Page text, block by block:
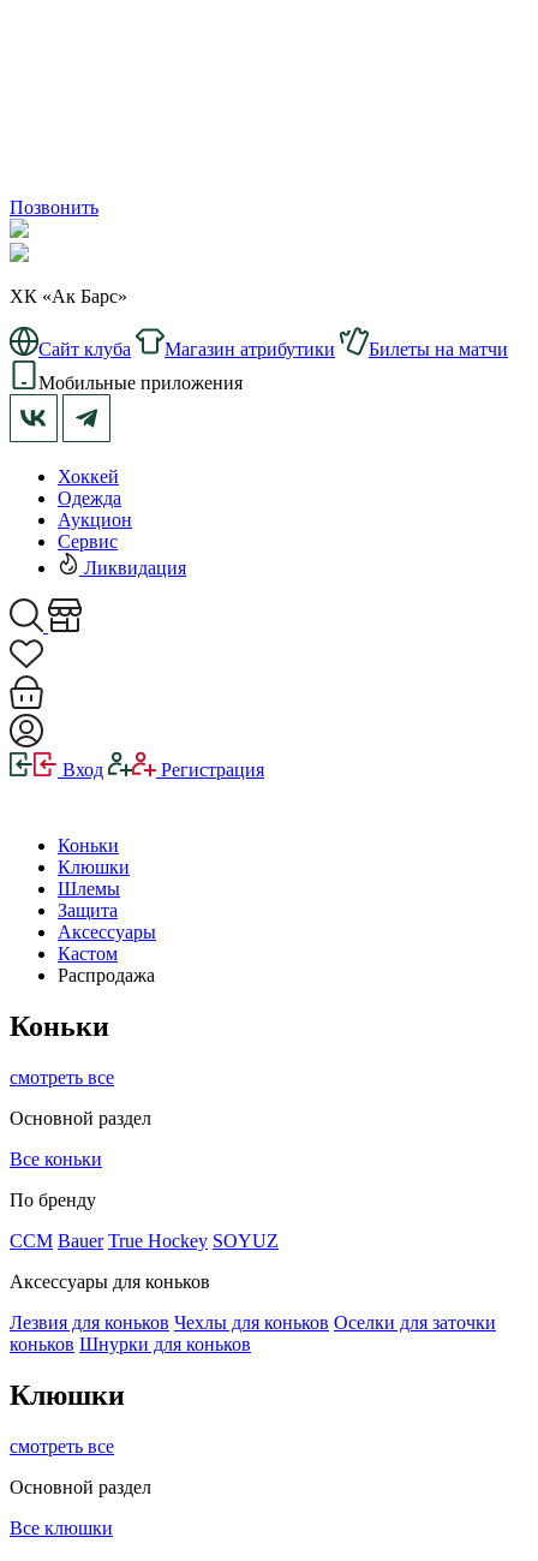
Позвонить
ХК «Ак Барс»
Сайт клуба Магазин атрибутики
Билеты на матчи
Мобильные приложения
Хоккей
Одежда
Аукцион
Сервис
Ликвидация
Вход Регистрация
Коньки
Клюшки
Шлемы
Защита
Аксессуары
Кастом
Распродажа
Коньки
смотреть все
Основной раздел
Все коньки
По бренду
ССМ Bauer True Hockey SOYUZ
Аксессуары для коньков
Лезвия для коньков Чехлы для коньков Оселки для заточки
коньков Шнурки для коньков
Клюшки
смотреть все
Основной раздел
Все клюшки